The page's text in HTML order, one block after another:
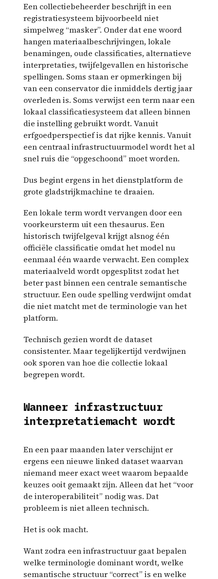
Een collectiebeheerder beschrijft in een
registratiesysteem bijvoorbeeld niet
simpelweg “masker”. Onder dat ene woord
hangen materiaalbeschrijvingen, lokale
benamingen, oude classificaties, alternatieve
interpretaties, twijfelgevallen en historische
spellingen. Soms staan er opmerkingen bij
van een conservator die inmiddels dertig jaar
overleden is. Soms verwijst een term naar een
lokaal classificatiesysteem dat alleen binnen
die instelling gebruikt wordt. Vanuit
erfgoedperspectief is dat rijke kennis. Vanuit
een centraal infrastructuurmodel wordt het al
snel ruis die “opgeschoond” moet worden.
Dus begint ergens in het dienstplatform de
grote gladstrijkmachine te draaien.
Een lokale term wordt vervangen door een
voorkeursterm uit een thesaurus. Een
historisch twijfelgeval krijgt alsnog één
officiële classificatie omdat het model nu
eenmaal één waarde verwacht. Een complex
materiaalveld wordt opgesplitst zodat het
beter past binnen een centrale semantische
structuur. Een oude spelling verdwijnt omdat
die niet matcht met de terminologie van het
platform.
Technisch gezien wordt de dataset
consistenter. Maar tegelijkertijd verdwijnen
ook sporen van hoe die collectie lokaal
begrepen wordt.
Wanneer infrastructuur
interpretatiemacht wordt
En een paar maanden later verschijnt er
ergens een nieuwe linked dataset waarvan
niemand meer exact weet waarom bepaalde
keuzes ooit gemaakt zijn. Alleen dat het “voor
de interoperabiliteit” nodig was. Dat
probleem is niet alleen technisch.
Het is ook macht.
Want zodra een infrastructuur gaat bepalen
welke terminologie dominant wordt, welke
semantische structuur “correct” is en welke